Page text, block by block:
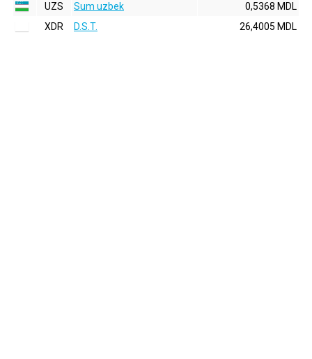
UZS
Sum uzbek
0,5368 MDL
XDR
D.S.T. 26,4005 MDL